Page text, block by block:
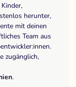
herunter,
mit deinen
Team aus
zugänglich,
.